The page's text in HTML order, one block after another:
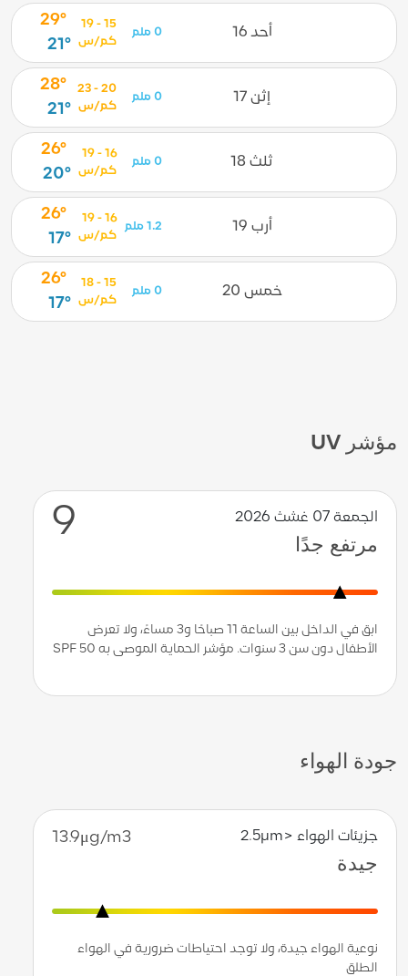
أحد 16 0 ملم
15 - 19
كم/س
29°
21°
إثن 17 0 ملم
20 - 23
كم/س
28°
21°
ثلث 18 0 ملم
16 - 19
كم/س
26°
20°
أرب 19 1.2 ملم
16 - 19
كم/س
26°
17°
خمس 20 0 ملم
15 - 18
كم/س
26°
17°
مؤشر UV
الجمعة 07 غشث 2026
مرتفع جدًا
9
ابق في الداخل بين الساعة 11 صباحًا و3 مساءً، ولا تعرض
الأطفال دون سن 3 سنوات. مؤشر الحماية الموصى به SPF 50
جودة الهواء
جزيئات الهواء <2.5µm
جيدة
13.9μg/m3
نوعية الهواء جيدة، ولا توجد احتياطات ضرورية في الهواء
الطلق